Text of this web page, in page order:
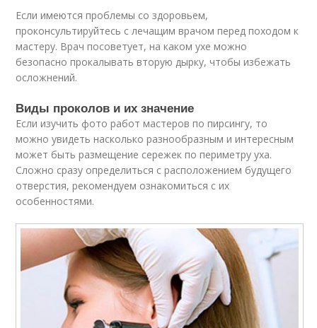
Если имеются проблемы со здоровьем,
проконсультируйтесь с лечащим врачом перед походом к
мастеру. Врач посоветует, на каком ухе можно
безопасно прокалывать вторую дырку, чтобы избежать
осложнений.
Виды проколов и их значение
Если изучить фото работ мастеров по пирсингу, то
можно увидеть насколько разнообразным и интересным
может быть размещение сережек по периметру уха.
Сложно сразу определиться с расположением будущего
отверстия, рекомендуем ознакомиться с их
особенностями.